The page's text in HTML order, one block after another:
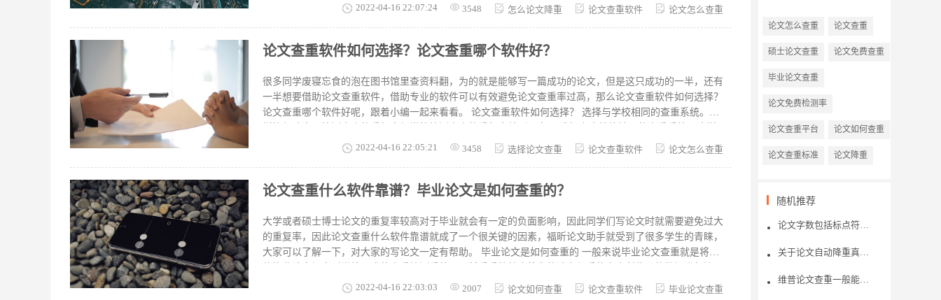
多查重网站要么收费高，要么查重效果不好。 这里为大家推荐的是福昕论文查重，它是福昕旗下专业的论
类型的论文，可以智能地解读出文献内容，丰富检索维度，对剖析文章有很大的帮助。 怎么论文降重？ 首
等。那么我们就要着重对这部分的内容进行针对性的降重。这里需要了解到一个非常重要的信息，就是论文
查重系统都是设了一个5%的阀值，这个阀值就是标
2022-04-16 22:07:24 3548 怎么论文降重 论文查重软件 论文怎么查重
论文查重软件如何选择？论文查重哪个软件好？
很多同学废寝忘食的泡在图书馆里查资料翻，为的就是能够写一篇成功的论文，但是这只成功的一半，还有
一半想要借助论文查重软件，借助专业的软件可以有效避免论文查重率过高，那么论文查重软件如何选择？
论文查重哪个软件好呢，跟着小编一起来看看。 论文查重软件如何选择？ 选择与学校相同的查重系统。这
能够防止自己的论文内容被泄露、别窃取。 选择专业性强的查重系统。专业性强的查重系统更正规，查重
论文检测平台，打击学术不端行为给所有用户提供免费论文查重试用服务，目的是让用户通过亲身体验，认
语种多学科，检测范围更广； 3.检测报告详细，包含综合评估、详细报告、相似片段、语句修改建议、引用
片段； 4
2022-04-16 22:05:21 3458 选择论文查重 论文查重软件 论文怎么查重
论文查重什么软件靠谱？毕业论文是如何查重的？
大学或者硕士博士论文的重复率较高对于毕业就会有一定的负面影响，因此同学们写论文时就需要避免过大
的重复率，因此论文查重什么软件靠谱就成了一个很关键的因素，福昕论文助手就受到了很多学生的青睐，
大家可以了解一下，对大家的写论文一定有帮助。 毕业论文是如何查重的 一般来说毕业论文查重就是将你
对，检测完会有一份检测报告，有和系统数据库内相似或重复的部分就会被标记出来，红色表示严重重复，
2022-04-16 22:03:03 2007 论文如何查重 论文查重软件 毕业论文查重
论文怎么查重 论文查重
硕士论文查重 论文免费查重
毕业论文查重
论文免费检测率
论文查重平台 论文如何查重
论文查重标准 论文降重
随机推荐
论文字数包括标点符号字符吗?
关于论文自动降重真的有用吗？
维普论文查重一般能够查几次？论文查重的机制是怎样的呢？